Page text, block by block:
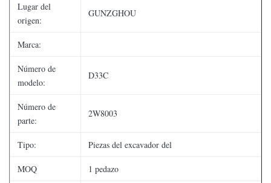
Lugar del
origen:
GUNZGHOU
Marca:
Número de
modelo:
D33C
Número de
parte:
2W8003
Tipo: Piezas del excavador del
MOQ 1 pedazo